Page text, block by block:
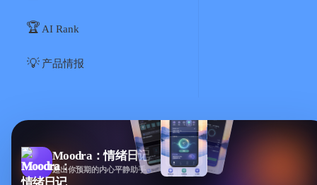
🏆 AI Rank
💡 产品情报
Moodra：情绪日记
超出你预期的内心平静助手